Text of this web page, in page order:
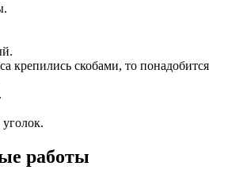
крепились скобами, то понадобится
работы